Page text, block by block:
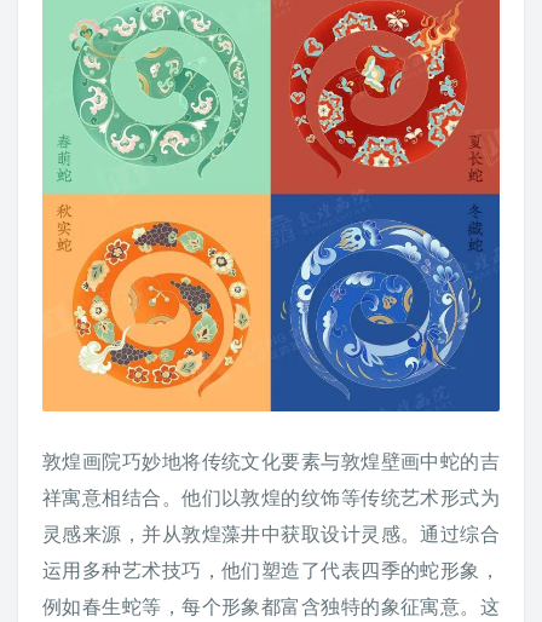
敦煌画院巧妙地将传统文化要素与敦煌壁画中蛇的吉
祥寓意相结合。他们以敦煌的纹饰等传统艺术形式为
灵感来源，并从敦煌藻井中获取设计灵感。通过综合
运用多种艺术技巧，他们塑造了代表四季的蛇形象，
例如春生蛇等，每个形象都富含独特的象征寓意。这